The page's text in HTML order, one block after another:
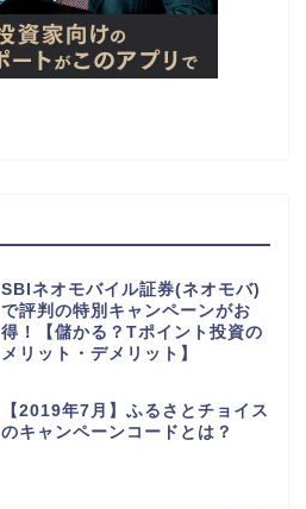
SBIネオモバイル証券(ネオモバ)
で評判の特別キャンペーンがお
得！【儲かる？Tポイント投資の
メリット・デメリット】
【2019年7月】ふるさとチョイス
のキャンペーンコードとは？